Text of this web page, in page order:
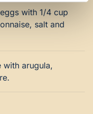
with 1/4 cup
salt and
with arugula,